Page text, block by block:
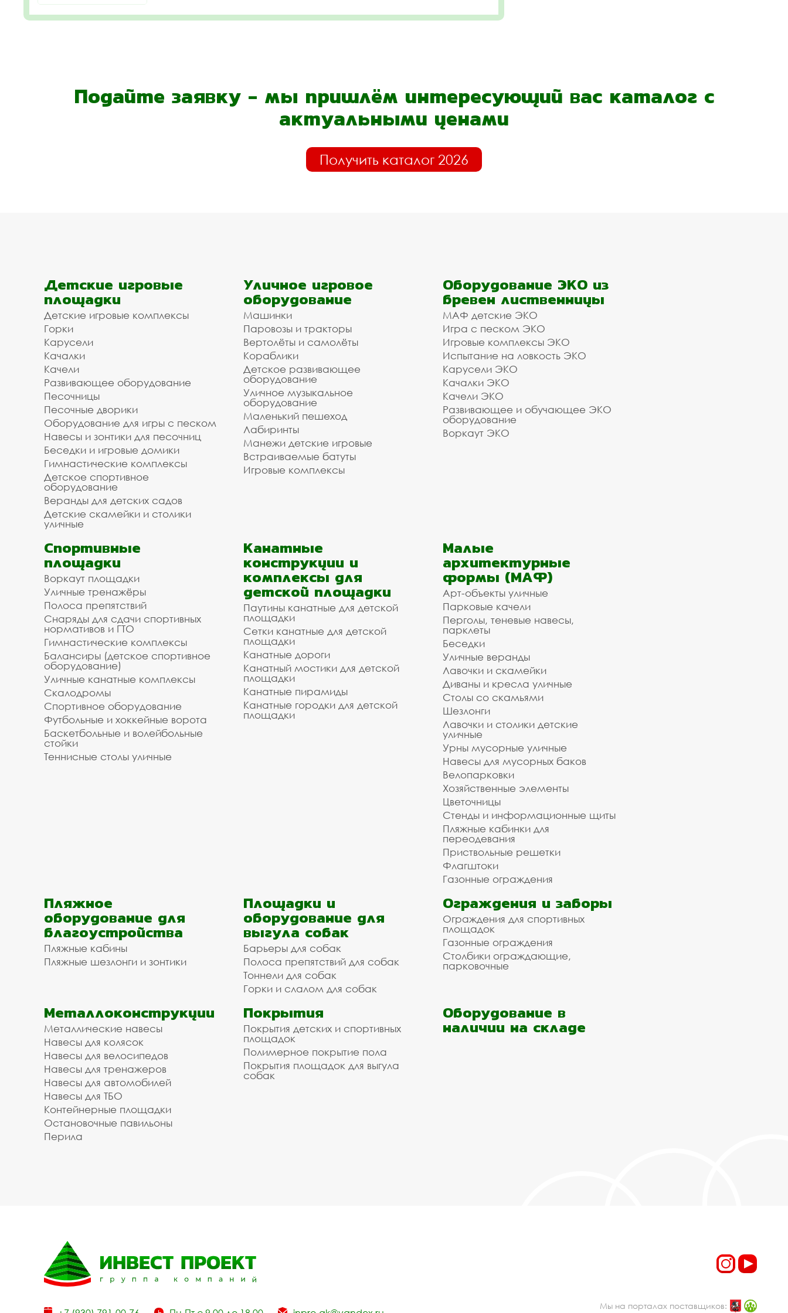
Подайте заявку - мы пришлём интересующий вас каталог с
актуальными ценами
Получить каталог 2026
Детские игровые
площадки
Детские игровые комплексы
Горки
Карусели
Качалки
Качели
Развивающее оборудование
Песочницы
Песочные дворики
Оборудование для игры с песком
Навесы и зонтики для песочниц
Беседки и игровые домики
Гимнастические комплексы
Детское спортивное
оборудование
Веранды для детских садов
Детские скамейки и столики
уличные
Уличное игровое
оборудование
Машинки
Паровозы и тракторы
Вертолёты и самолёты
Кораблики
Детское развивающее
оборудование
Уличное музыкальное
оборудование
Маленький пешеход
Лабиринты
Манежи детские игровые
Встраиваемые батуты
Игровые комплексы
Оборудование ЭКО из
бревен лиственницы
МАФ детские ЭКО
Игра с песком ЭКО
Игровые комплексы ЭКО
Испытание на ловкость ЭКО
Карусели ЭКО
Качалки ЭКО
Качели ЭКО
Развивающее и обучающее ЭКО
оборудование
Воркаут ЭКО
Спортивные
площадки
Воркаут площадки
Уличные тренажёры
Полоса препятствий
Снаряды для сдачи спортивных
нормативов и ГТО
Гимнастические комплексы
Балансиры (детское спортивное
оборудование)
Уличные канатные комплексы
Скалодромы
Спортивное оборудование
Футбольные и хоккейные ворота
Баскетбольные и волейбольные
стойки
Теннисные столы уличные
Канатные
конструкции и
комплексы для
детской площадки
Паутины канатные для детской
площадки
Сетки канатные для детской
площадки
Канатные дороги
Канатный мостики для детской
площадки
Канатные пирамиды
Канатные городки для детской
площадки
Малые
архитектурные
формы (МАФ)
Арт-объекты уличные
Парковые качели
Перголы, теневые навесы,
парклеты
Беседки
Уличные веранды
Лавочки и скамейки
Диваны и кресла уличные
Столы со скамьями
Шезлонги
Лавочки и столики детские
уличные
Урны мусорные уличные
Навесы для мусорных баков
Велопарковки
Хозяйственные элементы
Цветочницы
Стенды и информационные щиты
Пляжные кабинки для
переодевания
Приствольные решетки
Флагштоки
Газонные ограждения
Пляжное
оборудование для
благоустройства
Пляжные кабины
Пляжные шезлонги и зонтики
Площадки и
оборудование для
выгула собак
Барьеры для собак
Полоса препятствий для собак
Тоннели для собак
Горки и слалом для собак
Ограждения и заборы
Ограждения для спортивных
площадок
Газонные ограждения
Столбики ограждающие,
парковочные
Металлоконструкции
Металлические навесы
Навесы для колясок
Навесы для велосипедов
Навесы для тренажеров
Навесы для автомобилей
Навесы для ТБО
Контейнерные площадки
Остановочные павильоны
Перила
Покрытия
Покрытия детских и спортивных
площадок
Полимерное покрытие пола
Покрытия площадок для выгула
собак
Оборудование в
наличии на складе
Мы на порталах поставщиков: